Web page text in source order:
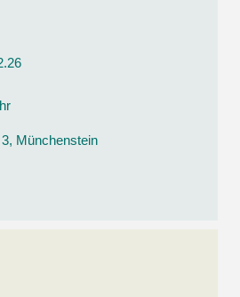
Münchenstein